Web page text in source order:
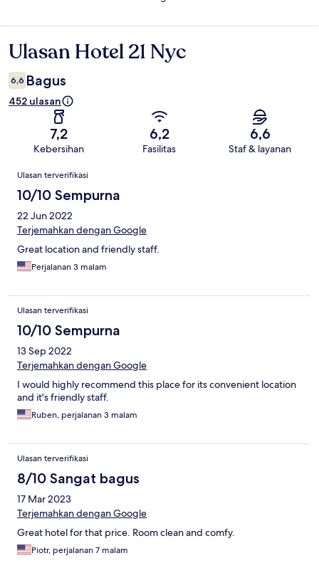
Ulasan
Ulasan Hotel 21 Nyc
6,6 Bagus
452 ulasan
7,2
Kebersihan
6,2
Fasilitas
6,6
Staf & layanan
Ulasan
Ulasan terverifikasi
10/10 Sempurna
22 Jun 2022
Terjemahkan dengan Google
Great location and friendly staff.
Perjalanan 3 malam
Ulasan terverifikasi
10/10 Sempurna
13 Sep 2022
Terjemahkan dengan Google
I would highly recommend this place for its convenient location
and it's friendly staff.
Ruben, perjalanan 3 malam
Ulasan terverifikasi
8/10 Sangat bagus
17 Mar 2023
Terjemahkan dengan Google
Great hotel for that price. Room clean and comfy.
Piotr, perjalanan 7 malam